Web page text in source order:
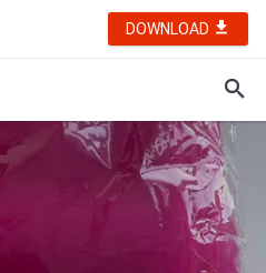
DOWNLOAD